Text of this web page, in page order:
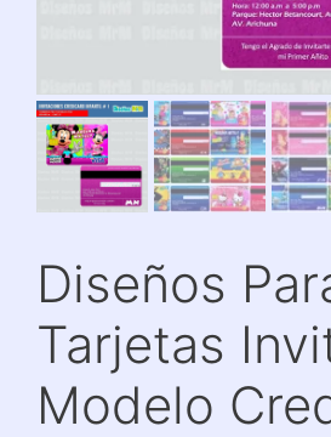
Diseños
Tarjetas
Modelo